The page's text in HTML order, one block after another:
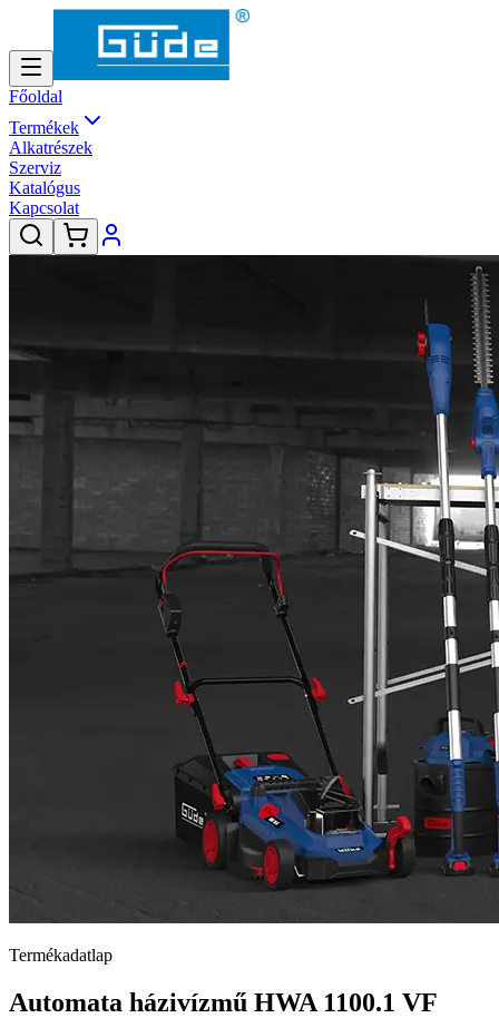
Főoldal
Termékek
Alkatrészek
Szerviz
Katalógus
Kapcsolat
Termékadatlap
Automata házivízmű HWA 1100.1 VF